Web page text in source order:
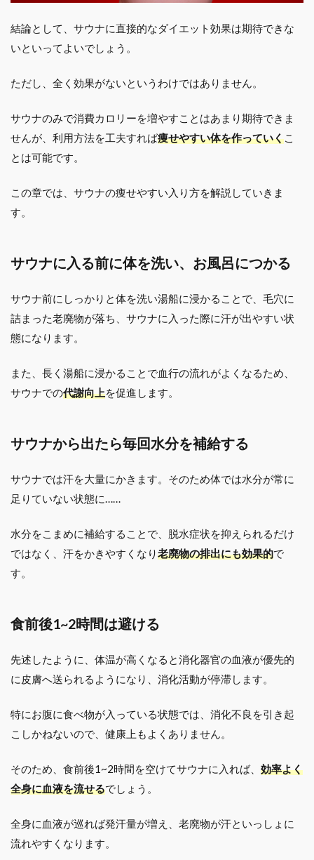
結論として、サウナに直接的なダイエット効果は期待できな
いといってよいでしょう。
ただし、全く効果がないというわけではありません。
サウナのみで消費カロリーを増やすことはあまり期待できま
せんが、利用方法を工夫すれば痩せやすい体を作っていくこ
とは可能です。
この章では、サウナの痩せやすい入り方を解説していきま
す。
サウナに入る前に体を洗い、お風呂につかる
サウナ前にしっかりと体を洗い湯船に浸かることで、毛穴に
詰まった老廃物が落ち、サウナに入った際に汗が出やすい状
態になります。
また、長く湯船に浸かることで血行の流れがよくなるため、
サウナでの代謝向上を促進します。
サウナから出たら毎回水分を補給する
サウナでは汗を大量にかきます。そのため体では水分が常に
足りていない状態に……
水分をこまめに補給することで、脱水症状を抑えられるだけ
ではなく、汗をかきやすくなり老廃物の排出にも効果的で
す。
食前後1~2時間は避ける
先述したように、体温が高くなると消化器官の血液が優先的
に皮膚へ送られるようになり、消化活動が停滞します。
特にお腹に食べ物が入っている状態では、消化不良を引き起
こしかねないので、健康上もよくありません。
そのため、食前後1~2時間を空けてサウナに入れば、 効率よく
全身に血液を流せるでしょう。
全身に血液が巡れば発汗量が増え、老廃物が汗といっしょに
流れやすくなります。